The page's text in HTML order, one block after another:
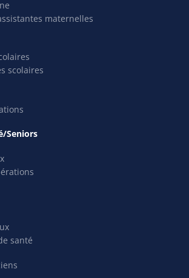
maternelles
scolaires
Seniors
santé